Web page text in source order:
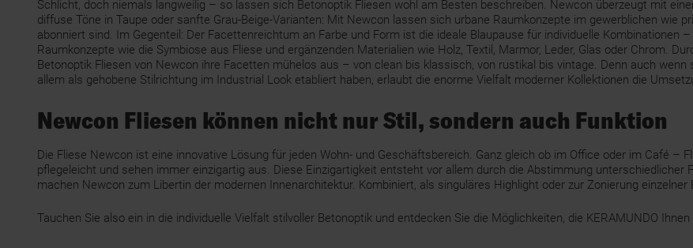
Schlicht, doch niemals langweilig – so lassen sich Betonoptik Fliesen wohl am Besten beschreiben. Newcon überzeugt mit
diffuse Töne in Taupe oder sanfte Grau-Beige-Varianten: Mit Newcon lassen sich urbane Raumkonzepte im gewerblichen wie
abonniert sind. Im Gegenteil: Der Facettenreichtum an Farbe und Form ist die ideale Blaupause für individuelle
Raumkonzepte wie die Symbiose aus Fliese und ergänzenden Materialien wie Holz, Textil, Marmor, Leder, Glas oder Chrom.
Betonoptik Fliesen von Newcon ihre Facetten mühelos aus – von clean bis klassisch, von rustikal bis vintage. Denn auch
allem als gehobene Stilrichtung im Industrial Look etabliert haben, erlaubt die enorme Vielfalt moderner Kollektionen die
Newcon Fliesen können nicht nur Stil, sondern auch Funktion
Die Fliese Newcon ist eine innovative Lösung für jeden Wohn- und Geschäftsbereich. Ganz gleich ob im Office oder im Café –
pflegeleicht und sehen immer einzigartig aus. Diese Einzigartigkeit entsteht vor allem durch die Abstimmung unterschiedlicher
machen Newcon zum Libertin der modernen Innenarchitektur. Kombiniert, als singuläres Highlight oder zur Zonierung
Tauchen Sie also ein in die individuelle Vielfalt stilvoller Betonoptik und entdecken Sie die Möglichkeiten, die KERAMUNDO Ihnen